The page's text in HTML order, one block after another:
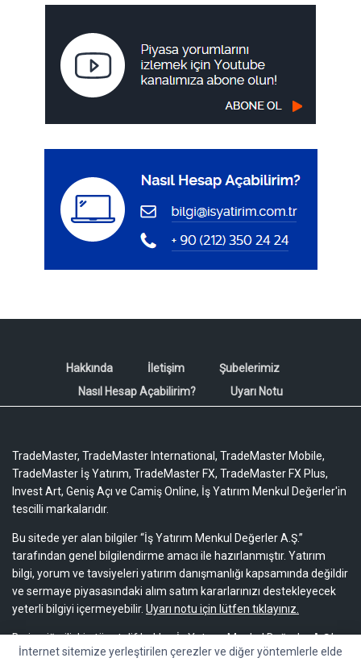
Hakkında İletişim
Şubelerimiz
Nasıl Hesap Açabilirim?
Uyarı Notu
TradeMaster, TradeMaster International, TradeMaster Mobile,
TradeMaster İş Yatırım, TradeMaster FX, TradeMaster FX Plus,
Invest Art, Geniş Açı ve Camiş Online, İş Yatırım Menkul Değerler'in
tescilli markalarıdır.
Bu sitede yer alan bilgiler “İş Yatırım Menkul Değerler A.Ş.”
tarafından genel bilgilendirme amacı ile hazırlanmıştır. Yatırım
bilgi, yorum ve tavsiyeleri yatırım danışmanlığı kapsamında değildir
ve sermaye piyasasındaki alım satım kararlarınızı destekleyecek
yeterli bilgiyi içermeyebilir. Uyarı notu için lütfen tıklayınız.
Bu içeriğe ilişkin tüm telif hakları İş Yatırım Menkul Değerler A.Ş.’ye
aittir. Bu içerik, açık iznimiz olmaksızın başkaları tarafından
İnternet sitemize yerleştirilen çerezler ve diğer yöntemlerle elde